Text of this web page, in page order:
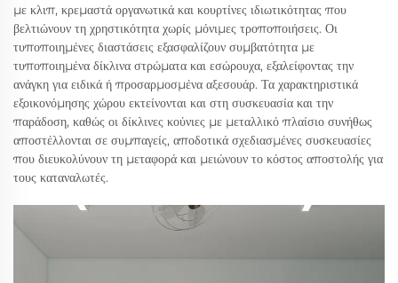
με κλιπ, κρεμαστά οργανωτικά και κουρτίνες ιδιωτικότητας που
βελτιώνουν τη χρηστικότητα χωρίς μόνιμες τροποποιήσεις. Οι
τυποποιημένες διαστάσεις εξασφαλίζουν συμβατότητα με
τυποποιημένα δίκλινα στρώματα και εσώρουχα, εξαλείφοντας την
ανάγκη για ειδικά ή προσαρμοσμένα αξεσουάρ. Τα χαρακτηριστικά
εξοικονόμησης χώρου εκτείνονται και στη συσκευασία και την
παράδοση, καθώς οι δίκλινες κούνιες με μεταλλικό πλαίσιο συνήθως
αποστέλλονται σε συμπαγείς, αποδοτικά σχεδιασμένες συσκευασίες
που διευκολύνουν τη μεταφορά και μειώνουν το κόστος αποστολής για
τους καταναλωτές.